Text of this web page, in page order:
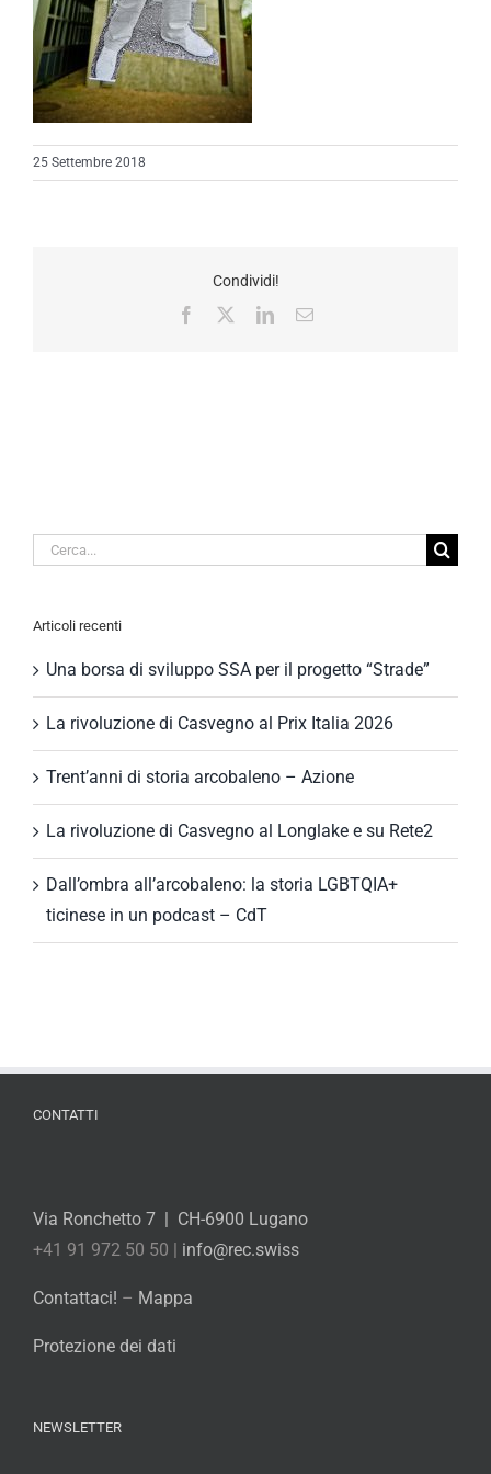
25 Settembre 2018
Condividi!
Facebook
LinkedInEmail
Cerca
Articoli recenti
Una borsa di sviluppo SSA per il progetto “Strade”
La rivoluzione di Casvegno al Prix Italia 2026
Trent’anni di storia arcobaleno – Azione
La rivoluzione di Casvegno al Longlake e su Rete2
Dall’ombra all’arcobaleno: la storia LGBTQIA+
ticinese in un podcast – CdT
CONTATTI
Via Ronchetto 7 | CH-6900 Lugano
+41 91 972 50 50 | info@rec.swiss
Contattaci! – Mappa
Protezione dei dati
NEWSLETTER